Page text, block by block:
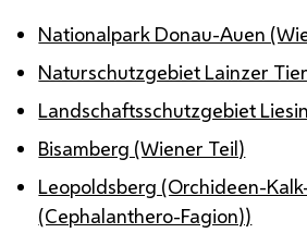
Nationalpark Donau-Auen
Naturschutzgebiet Lainzer
Landschaftsschutzgebiet
Bisamberg (Wiener Teil)
Leopoldsberg (Orchideen-
(Cephalanthero-Fagion))